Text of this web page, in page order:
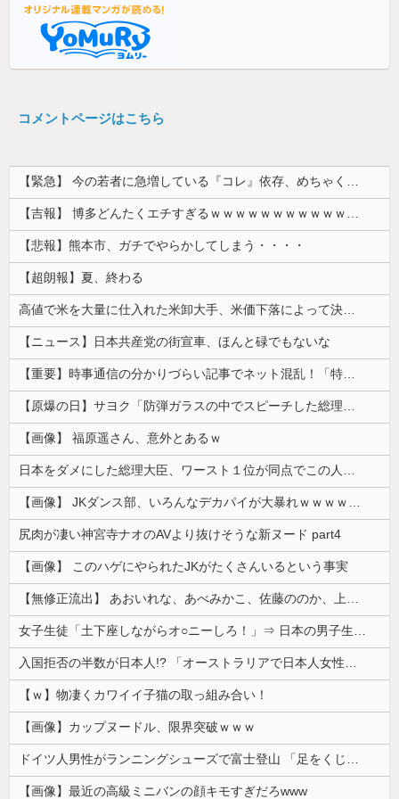
コメントページはこちら
【悲報】熊本市、ガチでやらかしてしまう・・・・
【超朗報】夏、終わる
【ニュース】日本共産党の街宣車、ほんと碌でもないな
【画像】 福原遥さん、意外とあるｗ
尻肉が凄い神宮寺ナオのAVより抜けそうな新ヌード part4
【画像】 このハゲにやられたJKがたくさんいるという事実
【ｗ】物凄くカワイイ子猫の取っ組み合い！
【画像】カップヌードル、限界突破ｗｗｗ
【画像】最近の高級ミニバンの顔キモすぎだろwww